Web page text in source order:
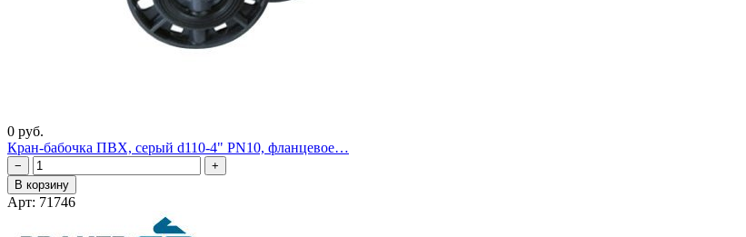
0 руб.
Кран-бабочка ПВХ, серый d110-4" PN10, фланцевое…
−
+
В корзину
Арт: 71746